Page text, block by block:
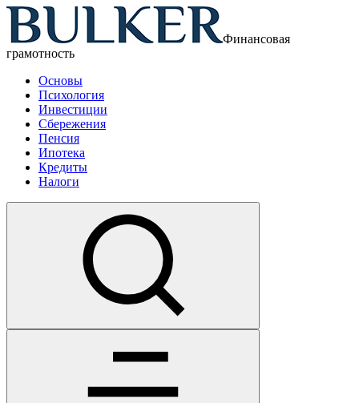
Финансовая
грамотность
Основы
Психология
Инвестиции
Сбережения
Пенсия
Ипотека
Кредиты
Налоги